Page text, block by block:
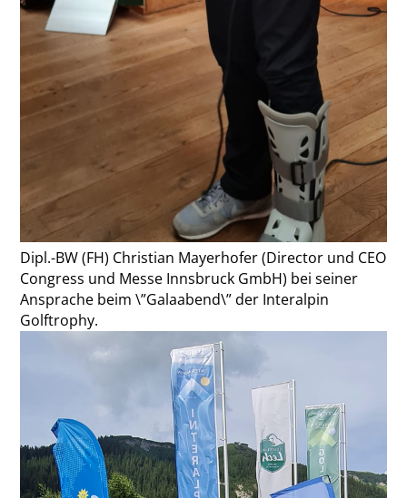
Dipl.-BW (FH) Christian Mayerhofer (Director und CEO
Congress und Messe Innsbruck GmbH) bei seiner
Ansprache beim \”Galaabend\” der Interalpin
Golftrophy.